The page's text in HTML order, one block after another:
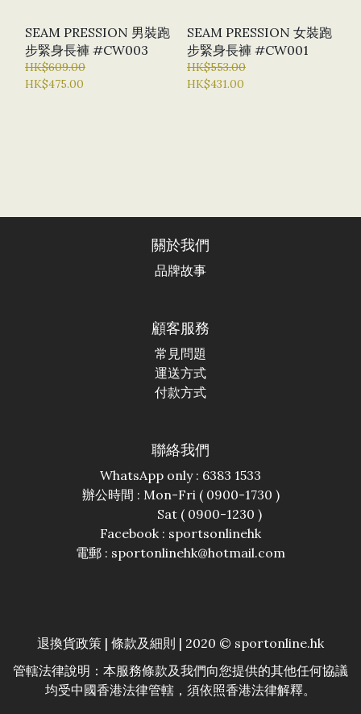
SEAM PRESSION 男裝跑
步緊身長褲 #CW003
HK$609.00
HK$475.00
SEAM PRESSION 女裝跑
步緊身長褲 #CW001
HK$553.00
HK$431.00
關於我們
品牌故事
顧客服務
常見問題
運送方式
付款方式
聯絡我們
WhatsApp only : 6383 1533
辦公時間 : Mon-Fri ( 0900-1730 )
Sat ( 0900-1230 )
Facebook : sportsonlinehk
電郵 : sportonlinehk@hotmail.com
退換貨政策 | 條款及細則 | 2020 © sportonline.hk
管轄法律說明：本服務條款及我們向您提供的其他任何協議
均受中國香港法律管轄，須依照香港法律解釋。